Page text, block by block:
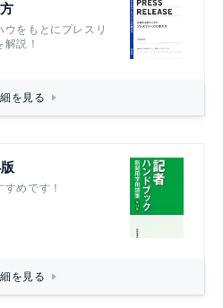
をもとにプレスリ
説！
を見る
めです！
を見る